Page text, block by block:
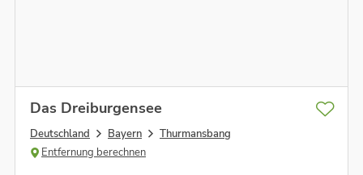
Das Dreiburgensee
Deutschland Bayern
Thurmansbang
Entfernung berechnen